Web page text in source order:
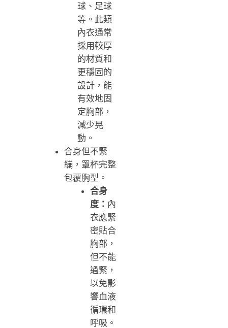
球、足球
等。此類
內衣通常
採用較厚
的材質和
更穩固的
設計，能
有效地固
定胸部，
減少晃
動。
合身但不緊
繃，罩杯完整
包覆胸型。
合身
度： 內
衣應緊
密貼合
胸部，
但不能
過緊，
以免影
響血液
循環和
呼吸。